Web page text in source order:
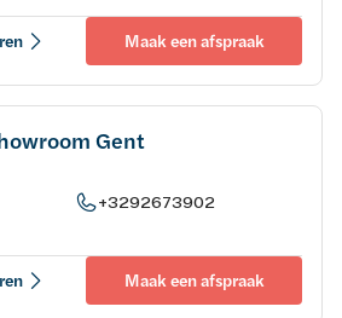
Maak een afspraak
Gent
+3292673902
Maak een afspraak